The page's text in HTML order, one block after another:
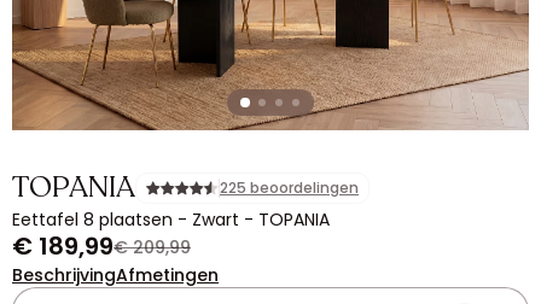
TOPANIA 225 beoordelingen
Eettafel 8 plaatsen - Zwart - TOPANIA
€ 189,99€ 209,99
BeschrijvingAfmetingen